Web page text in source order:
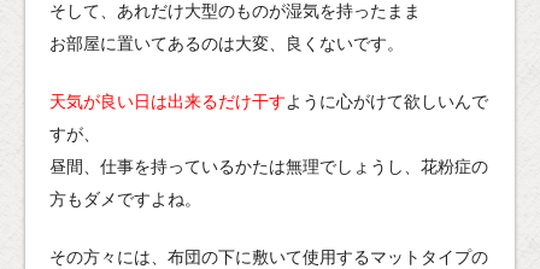
そして、あれだけ大型のものが湿気を持ったまま
お部屋に置いてあるのは大変、良くないです。
天気が良い日は出来るだけ干すように心がけて欲しいんで
すが、
昼間、仕事を持っているかたは無理でしょうし、花粉症の
方もダメですよね。
その方々には、布団の下に敷いて使用するマットタイプの